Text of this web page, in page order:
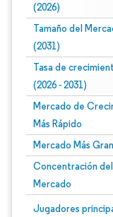
(2026)
Tamaño del
(2031)
Tasa de
(2026 - 2031)
Mercado de
Más Rápido
Mercado Más
Concentración del
Mercado
Jugadores
Imagen © Mordor